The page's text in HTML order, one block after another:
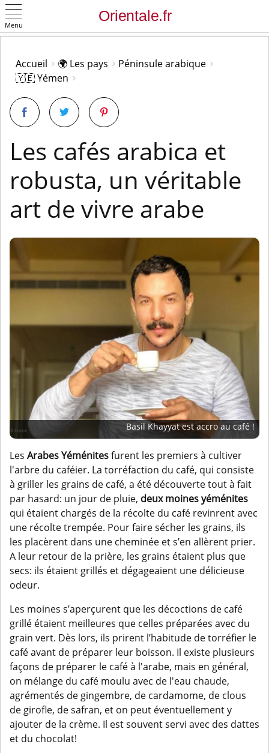
Menu
Accueil 🌍 Les pays
Péninsule arabique
🇾🇪 Yémen
Les cafés arabica et
robusta, un véritable
art de vivre arabe
Basil Khayyat est accro au café !
Les Arabes Yéménitesfurent les premiers à cultiver
l'arbre du caféier. La torréfaction du café, qui consiste
à griller les grains de café, a été découverte tout à fait
par hasard: un jour de pluie, deux moines yéménites
qui étaient chargés de la récolte du café revinrent avec
une récolte trempée. Pour faire sécher les grains, ils
les placèrent dans une cheminée et s’en allèrent prier.
A leur retour de la prière, les grains étaient plus que
secs: ils étaient grillés et dégageaient une délicieuse
odeur.
Les moines s’aperçurent que les décoctions de café
grillé étaient meilleures que celles préparées avec du
grain vert. Dès lors, ils prirent l’habitude de torréfier le
café avant de préparer leur boisson. Il existe plusieurs
façons de préparer le café à l'arabe, mais en général,
on mélange du café moulu avec de l'eau chaude,
agrémentés de gingembre, de cardamome, de clous
de girofle, de safran, et on peut éventuellement y
ajouter de la crème. Il est souvent servi avec des dattes
et du chocolat!